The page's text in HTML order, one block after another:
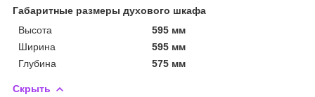
Габаритные размеры духового шкафа
Высота
595 мм
Ширина
595 мм
Глубина
575 мм
Скрыть